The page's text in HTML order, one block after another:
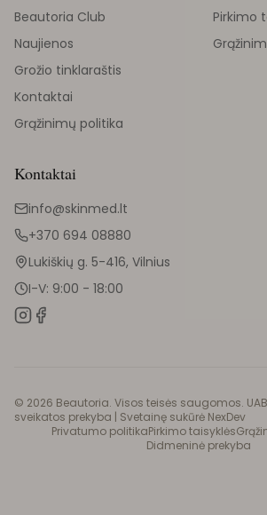
Beautoria Club
Naujienos
Grožio tinklaraštis
Kontaktai
Grąžinimų politika
Pirkimo
Kontaktai
info@skinmed.lt
+370 694 08880
Lukiškių g. 5-416, Vilnius
I-V: 9:00 - 18:00
© 2026 Beautoria. Visos teisės saugomos.
sveikatos prekyba | Svetainę sukūrė NexDev
Privatumo politikaPirkimo taisyklės
Didmeninė prekyba